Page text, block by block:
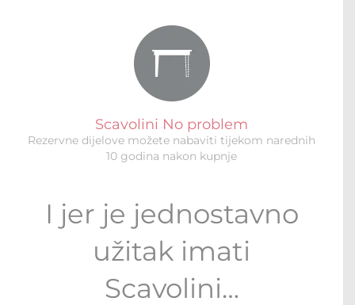
Scavolini No problem
Rezervne dijelove možete nabaviti tijekom narednih
10 godina nakon kupnje
I jer je jednostavno
užitak imati
Scavolini…